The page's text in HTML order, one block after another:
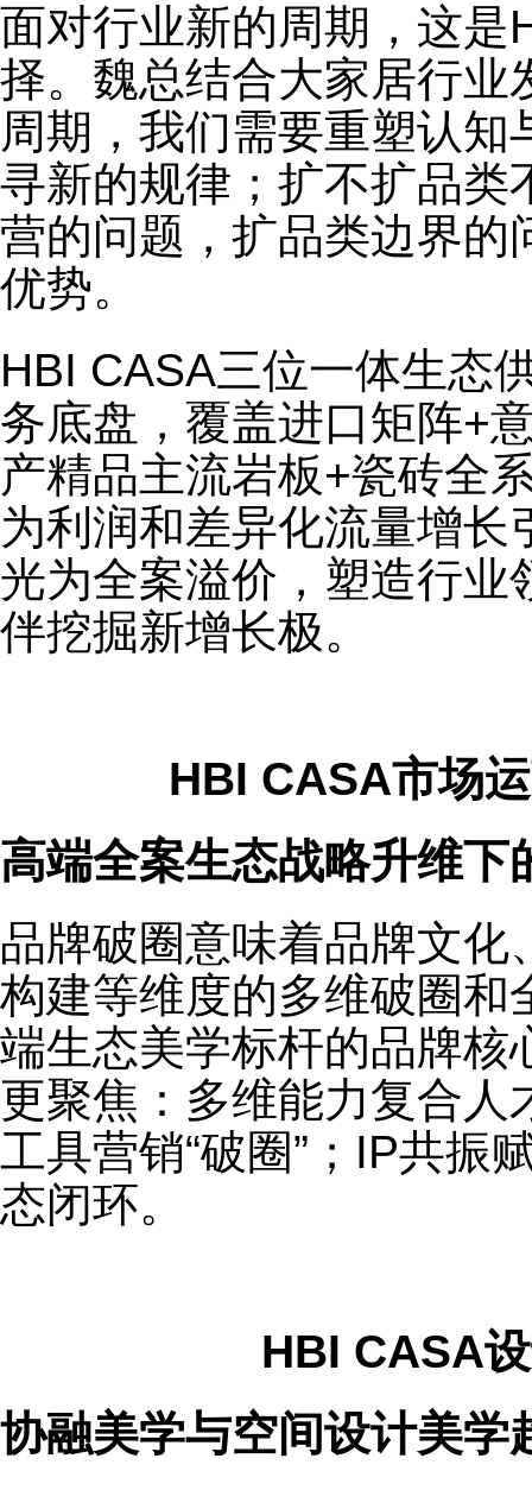
面对行业新的周期，这是
择。魏总结合大家居行业
周期，我们需要重塑认
寻新的规律；扩不扩品类
营的问题，扩品类边界的
优势。
HBI CASA三位一体生态
务底盘，覆盖进口矩阵+
产精品主流岩板+瓷砖全
为利润和差异化流量增
光为全案溢价，塑造行业
伴挖掘新增长极。
HBI CASA市场
高端全案生态战略升维下
品牌破圈意味着品牌文
构建等维度的多维破圈和
端生态美学标杆的品牌核
更聚焦：多维能力复合人
工具营销“破圈”；IP共振
态闭环。
HBI CASA
协融美学与空间设计美学